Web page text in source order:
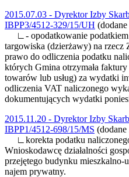
2015.07.03 - Dyrektor Izby
IBPP3/4512-329/15/UH
∟- opodatkowanie podatkiem
targowiska (dzierżawy) na rzecz
prawo do odliczenia podatku
których Gmina otrzymała
towarów lub usług) za wydatki
odliczenia VAT naliczonego
dokumentujących wydatki
2015.11.20 - Dyrektor Izby
IBPP1/4512-698/15/MS
∟korekta podatku
Wnioskodawcę działalności
przejętego budynku mieszkalno-
najem prywatny.